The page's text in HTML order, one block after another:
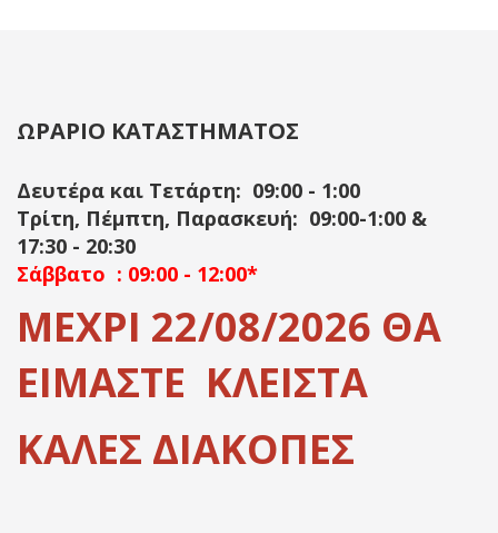
ΩΡΑΡΙΟ ΚΑΤΑΣΤΗΜΑΤΟΣ
Δευτέρα και Τετάρτη: 09:00 - 1:00
Τρίτη, Πέμπτη, Παρασκευή: 09:00-1:00 &
17:30 - 20:30
Σάββατο : 09:00 - 12:00*
ΜΕΧΡΙ 22/08/2026 ΘΑ
ΕΙΜΑΣΤΕ ΚΛΕΙΣΤΑ
ΚΑΛΕΣ ΔΙΑΚΟΠΕΣ